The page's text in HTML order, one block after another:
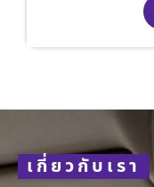
เกี่ยวกับเรา